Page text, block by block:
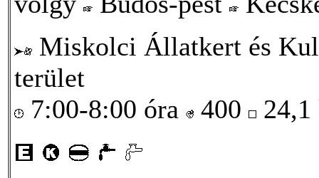
Miskolci Állatkert és
terület
7:00-8:00 óra
400